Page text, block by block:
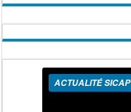
ACTUALITÉ SICAP